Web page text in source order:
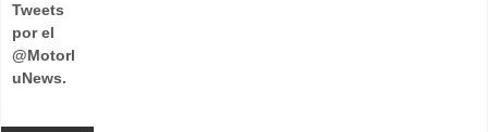
Tweets
por el
@Motorl
uNews.